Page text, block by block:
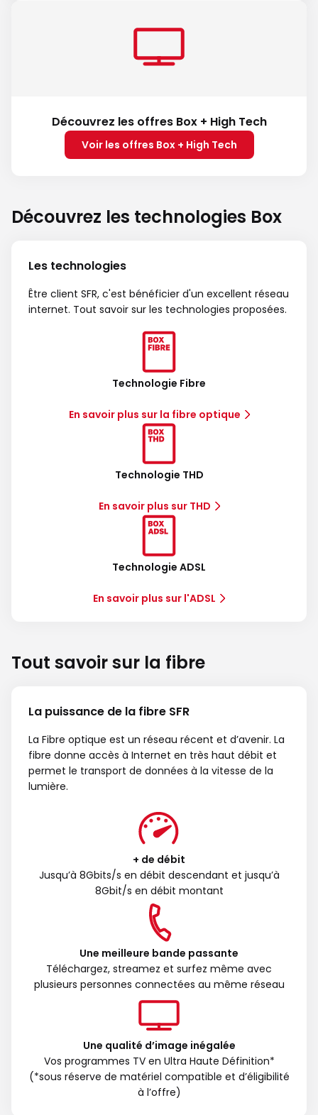
Découvrez les offres Box + High Tech
Voir les offres Box + High Tech
Découvrez les technologies Box
Les technologies
Être client SFR, c'est bénéficier d'un excellent réseau
internet. Tout savoir sur les technologies proposées.
Technologie Fibre
En savoir plus sur la fibre optique
Technologie THD
En savoir plus sur THD
Technologie ADSL
En savoir plus sur l'ADSL
Tout savoir sur la fibre
La puissance de la fibre SFR
La Fibre optique est un réseau récent et d’avenir. La
fibre donne accès à Internet en très haut débit et
permet le transport de données à la vitesse de la
lumière.
+ de débit
Jusqu’à 8Gbits/s en débit descendant et jusqu’à
8Gbit/s en débit montant
Une meilleure bande passante
Téléchargez, streamez et surfez même avec
plusieurs personnes connectées au même réseau
Une qualité d’image inégalée
Vos programmes TV en Ultra Haute Définition*
(*sous réserve de matériel compatible et d’éligibilité
à l’offre)